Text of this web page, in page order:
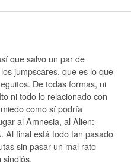
que salvo un par de
jumpscares, que es lo que
De todas formas, ni
ni todo lo relacionado con
como sí podría
al Amnesia, al Alien:
Al final está todo tan pasado
sin pasar un mal rato
sindiós.